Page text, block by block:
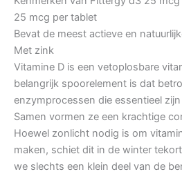
25 mcg per tablet
Bevat de meest actieve en
Met zink
Vitamine D is een vetoplosbare
belangrijk spoorelement is dat
enzymprocessen die essentieel
Samen vormen ze een krachtige
Hoewel zonlicht nodig is om
maken, schiet dit in de winter
we slechts een klein deel van de